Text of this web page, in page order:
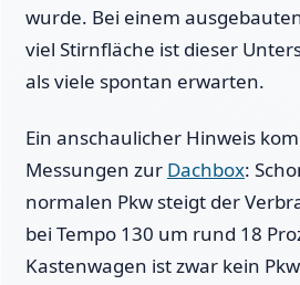
wurde. Bei einem
viel Stirnfläche ist dieser
als viele spontan erwarten.
Ein anschaulicher Hinweis
Messungen zur Dachbox:
normalen Pkw steigt der
bei Tempo 130 um rund 18
Kastenwagen ist zwar kein